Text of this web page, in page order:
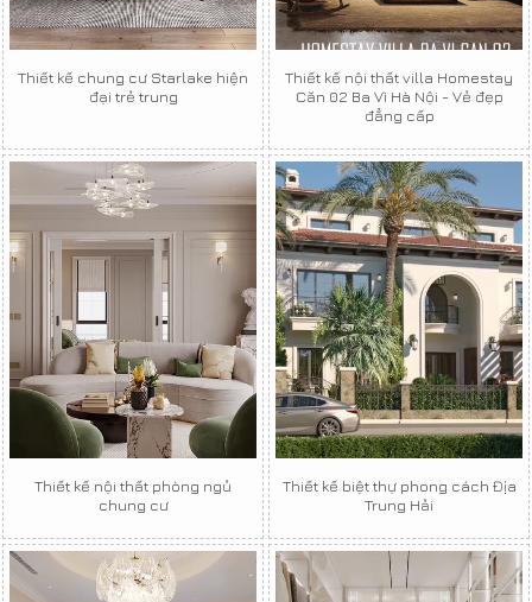
Thiết kế chung cư Starlake hiện
đại trẻ trung
Thiết kế nội thất villa Homestay
Căn 02 Ba Vì Hà Nội - Vẻ đẹp
đẳng cấp
Thiết kế nội thất phòng ngủ
chung cư
Thiết kế biệt thự phong cách Địa
Trung Hải